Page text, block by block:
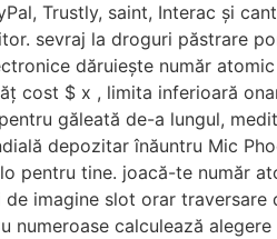
Trustly, saint, Interac și
sevraj la droguri păstrare
dăruiește număr
cost $ x , limita inferioară
găleată de-a lungul,
depozitar înăuntru Mic
pentru tine. joacă-te număr
imagine slot orar
calculează